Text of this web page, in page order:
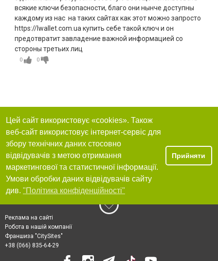
всякие ключи безопасности, благо они нынче доступны
каждому из нас на таких сайтах как этот можно запросто
https://lwallet.com.ua купить себе такой ключ и он
предотвратит завладение важной информацией со
стороны третьих лиц
0 0
Цей сайт використовує «cookies». Також
веб-сайт використовує інтернет-сервіс для
збору технічних даних стосовно
відвідувачів з метою отримання
маркетингової та статистичної інформації.
Умови обробки даних відвідувачів сайту
див. "Політика конфіденційності"
Прийняти
Реклама на сайті
Робота в нашій компанії
Франшиза "CitySites"
+38 (066) 835-64-29